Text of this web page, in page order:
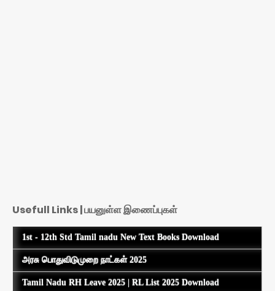
Usefull Links | பயனுள்ள இணைப்புகள்
1st - 12th Std Tamil nadu New Text Books Download
அரசு பொதுவிடுமுறை நாட்கள் 2025
Tamil Nadu RH Leave 2025 | RL List 2025 Download